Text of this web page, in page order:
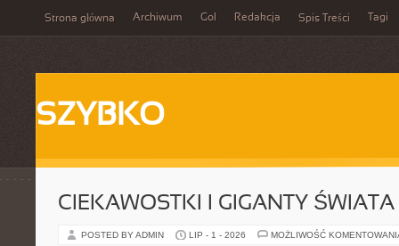
Strona główna Archiwum Gol Redakcja Spis Treści Tagi
SZYBKO
CIEKAWOSTKI I GIGANTY ŚWIATA
POSTED BY ADMIN LIP - 1 - 2026 MOŻLIWOŚĆ